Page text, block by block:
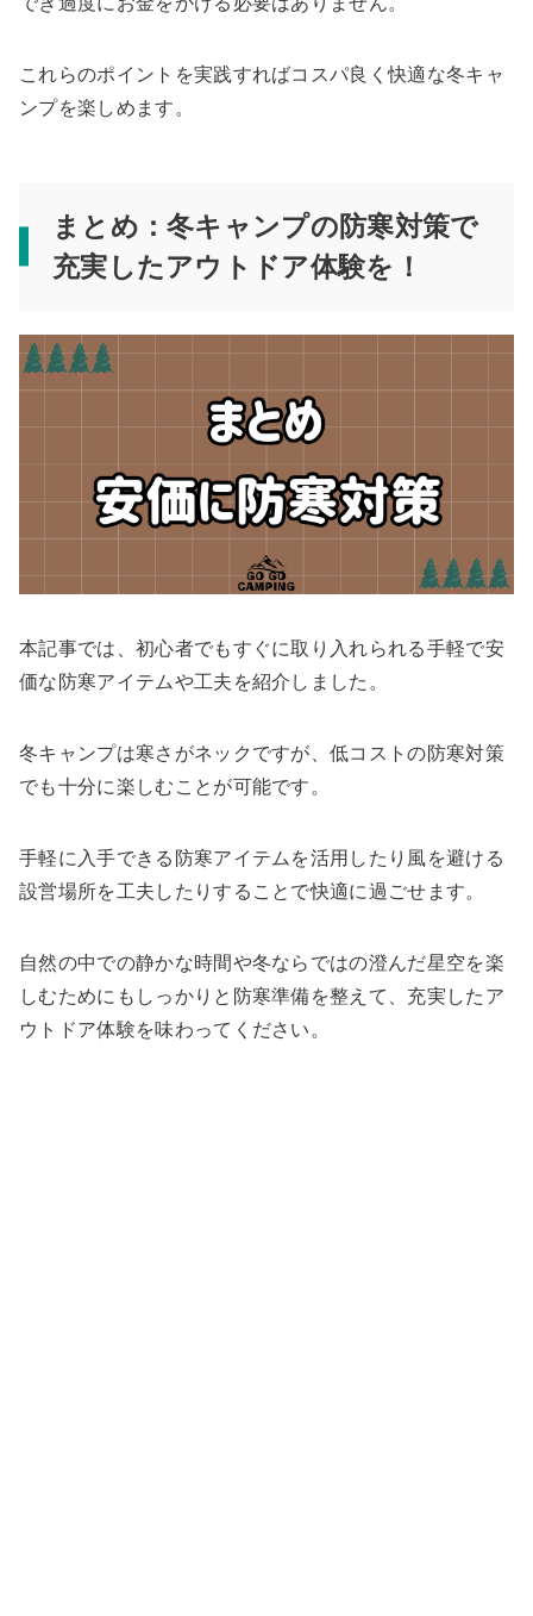
これらのポイントを実践すればコスパ良く快適な冬キャ
ンプを楽しめます。
まとめ：冬キャンプの防寒対策で
充実したアウトドア体験を！
本記事では、初心者でもすぐに取り入れられる手軽で安
価な防寒アイテムや工夫を紹介しました。
冬キャンプは寒さがネックですが、低コストの防寒対策
でも十分に楽しむことが可能です。
手軽に入手できる防寒アイテムを活用したり風を避ける
設営場所を工夫したりすることで快適に過ごせます。
自然の中での静かな時間や冬ならではの澄んだ星空を楽
しむためにもしっかりと防寒準備を整えて、充実したア
ウトドア体験を味わってください。